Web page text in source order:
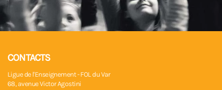
CONTACTS
Ligue de l'Enseignement - FOL du Var
68, avenue Victor Agostini